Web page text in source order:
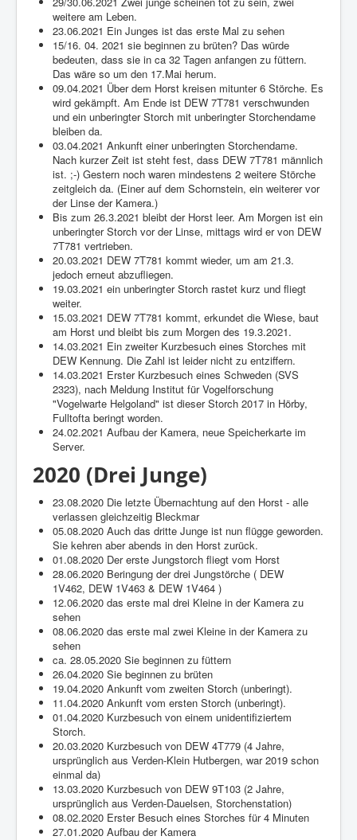
weitere am Leben.
23.06.2021 Ein Junges ist das erste Mal zu sehen
15/16. 04. 2021 sie beginnen zu brüten? Das würde
bedeuten, dass sie in ca 32 Tagen anfangen zu füttern.
Das wäre so um den 17.Mai herum.
09.04.2021 Über dem Horst kreisen mitunter 6 Störche. Es
wird gekämpft. Am Ende ist DEW 7T781 verschwunden
und ein unberingter Storch mit unberingter Storchendame
bleiben da.
03.04.2021 Ankunft einer unberingten Storchendame.
Nach kurzer Zeit ist steht fest, dass DEW 7T781 männlich
ist. ;-) Gestern noch waren mindestens 2 weitere Störche
zeitgleich da. (Einer auf dem Schornstein, ein weiterer vor
der Linse der Kamera.)
Bis zum 26.3.2021 bleibt der Horst leer. Am Morgen ist ein
unberingter Storch vor der Linse, mittags wird er von DEW
7T781 vertrieben.
20.03.2021 DEW 7T781 kommt wieder, um am 21.3.
jedoch erneut abzufliegen.
19.03.2021 ein unberingter Storch rastet kurz und fliegt
weiter.
15.03.2021 DEW 7T781 kommt, erkundet die Wiese, baut
am Horst und bleibt bis zum Morgen des 19.3.2021.
14.03.2021 Ein zweiter Kurzbesuch eines Storches mit
DEW Kennung. Die Zahl ist leider nicht zu entziffern.
14.03.2021 Erster Kurzbesuch eines Schweden (SVS
2323), nach Meldung Institut für Vogelforschung
"Vogelwarte Helgoland" ist dieser Storch 2017 in Hörby,
Fulltofta beringt worden.
24.02.2021 Aufbau der Kamera, neue Speicherkarte im
Server.
2020 (Drei Junge)
23.08.2020 Die letzte Übernachtung auf den Horst - alle
verlassen gleichzeitig Bleckmar
05.08.2020 Auch das dritte Junge ist nun flügge geworden.
Sie kehren aber abends in den Horst zurück.
01.08.2020 Der erste Jungstorch fliegt vom Horst
28.06.2020 Beringung der drei Jungstörche ( DEW
1V462, DEW 1V463 & DEW 1V464 )
12.06.2020 das erste mal drei Kleine in der Kamera zu
sehen
08.06.2020 das erste mal zwei Kleine in der Kamera zu
sehen
ca. 28.05.2020 Sie beginnen zu füttern
26.04.2020 Sie beginnen zu brüten
19.04.2020 Ankunft vom zweiten Storch (unberingt).
11.04.2020 Ankunft vom ersten Storch (unberingt).
01.04.2020 Kurzbesuch von einem unidentifiziertem
Storch.
20.03.2020 Kurzbesuch von DEW 4T779 (4 Jahre,
ursprünglich aus Verden-Klein Hutbergen, war 2019 schon
einmal da)
13.03.2020 Kurzbesuch von DEW 9T103 (2 Jahre,
ursprünglich aus Verden-Dauelsen, Storchenstation)
08.02.2020 Erster Besuch eines Storches für 4 Minuten
27.01.2020 Aufbau der Kamera